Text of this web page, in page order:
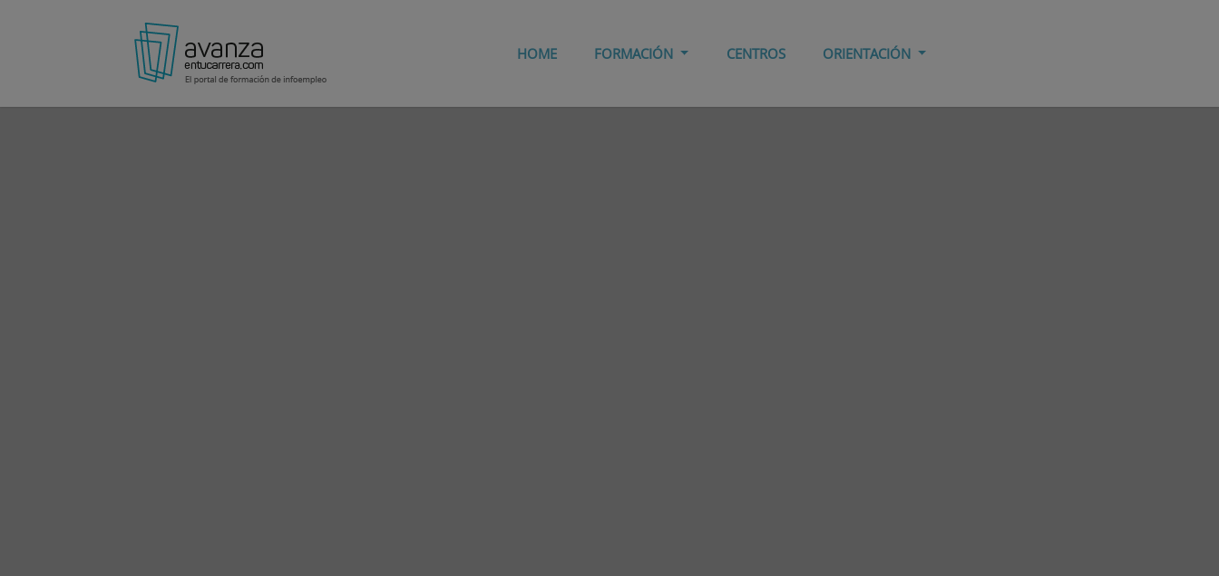
HOME FORMACIÓN CENTROS ORIENTACIÓN